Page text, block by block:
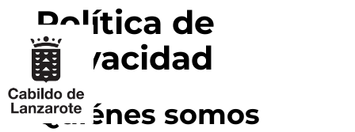
Política de
privacidad
Quiénes somos